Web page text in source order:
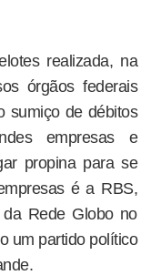
realizada, na
órgãos federais
sumiço de débitos
empresas e
propina para se
é a RBS,
Rede Globo no
um partido político